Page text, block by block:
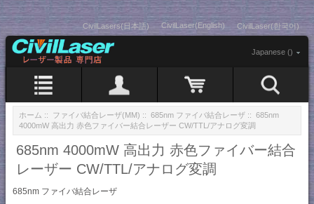
CivilLasers(日本語) CivilLaser(English) CivilLaser(한국어)
Japanese ()
ホーム :: ファイバ結合レーザ(MM) :: 685nm ファイバ結合レーザ :: 685nm
4000mW 高出力 赤色ファイバー結合レーザー CW/TTL/アナログ変調
685nm 4000mW 高出力 赤色ファイバー結合
レーザー CW/TTL/アナログ変調
685nm ファイバ結合レーザ